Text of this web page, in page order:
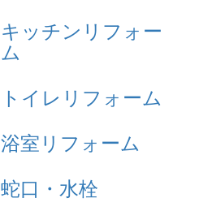
キッチンリフォー
ム
トイレリフォーム
浴室リフォーム
蛇口・水栓